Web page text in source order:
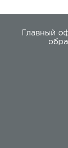
Главный